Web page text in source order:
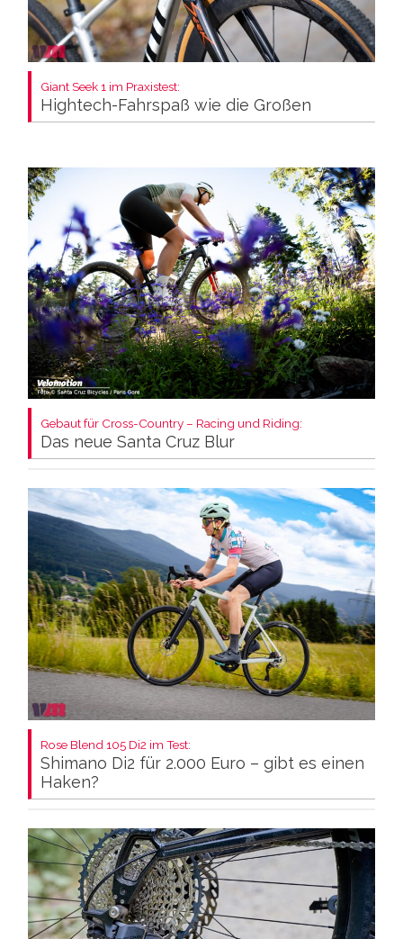
Giant Seek 1 im Praxistest:
Hightech-Fahrspaß wie die Großen
Gebaut für Cross-Country – Racing und Riding:
Das neue Santa Cruz Blur
Rose Blend 105 Di2 im Test:
Shimano Di2 für 2.000 Euro – gibt es einen
Haken?